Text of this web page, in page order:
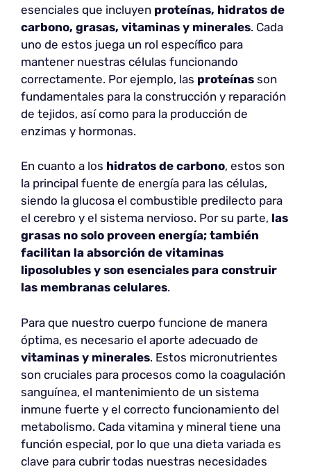
esenciales que incluyen proteínas, hidratos de
carbono, grasas, vitaminas y minerales. Cada
uno de estos juega un rol específico para
mantener nuestras células funcionando
correctamente. Por ejemplo, las proteínas son
fundamentales para la construcción y reparación
de tejidos, así como para la producción de
enzimas y hormonas.
En cuanto a los hidratos de carbono, estos son
la principal fuente de energía para las células,
siendo la glucosa el combustible predilecto para
el cerebro y el sistema nervioso. Por su parte, las
grasas no solo proveen energía; también
facilitan la absorción de vitaminas
liposolubles y son esenciales para construir
las membranas celulares.
Para que nuestro cuerpo funcione de manera
óptima, es necesario el aporte adecuado de
vitaminas y minerales. Estos micronutrientes
son cruciales para procesos como la coagulación
sanguínea, el mantenimiento de un sistema
inmune fuerte y el correcto funcionamiento del
metabolismo. Cada vitamina y mineral tiene una
función especial, por lo que una dieta variada es
clave para cubrir todas nuestras necesidades